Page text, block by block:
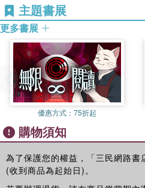
發表了一篇題為「這就是我當首
當上首相，她的內閣，她的政見
一個女性首相，而且還敢談自己
說夢。
但高市早苗就是一個追夢的人。
閣」，現在則率領內閣成員使自
二以上席位，她不僅真成為第一
高市早苗的氣質來自父母的言傳
避」，教導她作為議員要敢於面
警母親更是強硬，即使在高市當
第八章
台灣的貴人
第九章
習近平和高市早苗的博弈
第十章
「超級聯盟」和川普的靈魂夥伴
第十一章
後記
謂是含著「金湯匙」長大的。
日本更多是官二代，世襲政治是
進次郎，其父小泉純一郎是有名
父親安倍晉太郎擔任過外相，外
作都是日本戰後最著名、政績輝
本拓也是四代政治世家，他本
都是家鄉福井縣的議員，他和前
縣議員。
但高市早苗的父親高市大休，只
母親高市和子是奈良縣的一名警
庭，而且家境也不富裕，高市還
母的薪水，沒有任何家族企業和
主題書展
更多書展
優惠方式： 75折起
購物須知
為了保護您的權益，「三民網路書
(收到商品為起始日)。